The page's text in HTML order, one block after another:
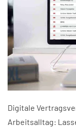
Digitale
Arbeitsalltag: